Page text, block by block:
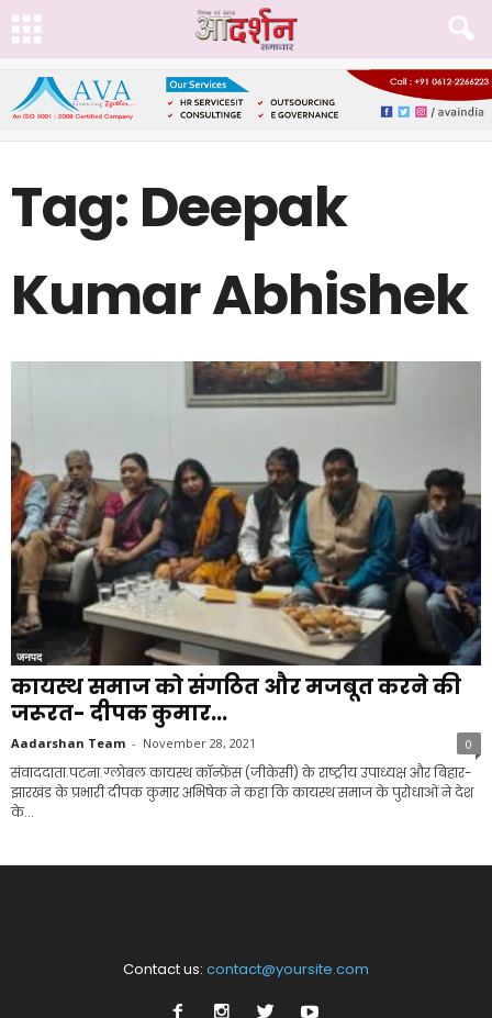
Tag: Deepak
Kumar Abhishek
जनपद
कायस्थ समाज को संगठित और मजबूत करने की
जरूरत- दीपक कुमार...
Aadarshan Team - November 28, 2021 0
संवाददाता.पटना.ग्लोबल कायस्थ कॉन्फ्रेंस (जीकेसी) के राष्ट्रीय उपाध्यक्ष और बिहार-
झारखंड के प्रभारी दीपक कुमार अभिषेक ने कहा कि कायस्थ समाज के पुरोधाओं ने देश
के...
Contact us: contact@yoursite.com